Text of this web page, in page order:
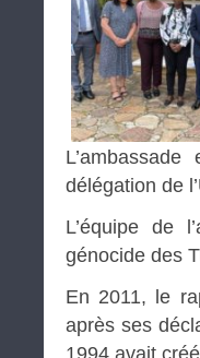
délégation de
L’équipe de
génocide des
En 2011, le
après ses
1994 avait